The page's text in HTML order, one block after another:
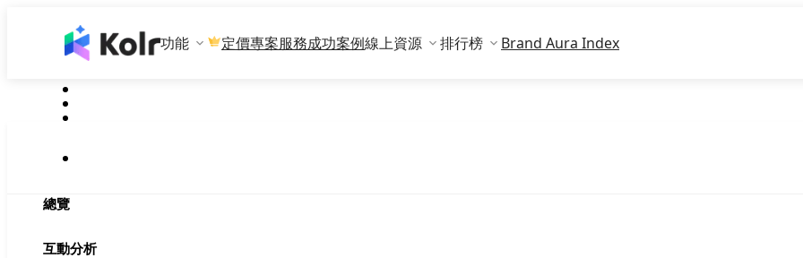
功能 定價專案服務成功案例線上資源 排行榜 Brand Aura Index
總覽
互動分析